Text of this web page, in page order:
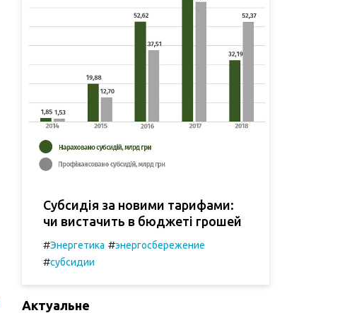
Субсидія за новими тарифами:
чи вистачить в бюджеті грошей
#Энергетика #энергосбережение
#субсидии
Актуальне